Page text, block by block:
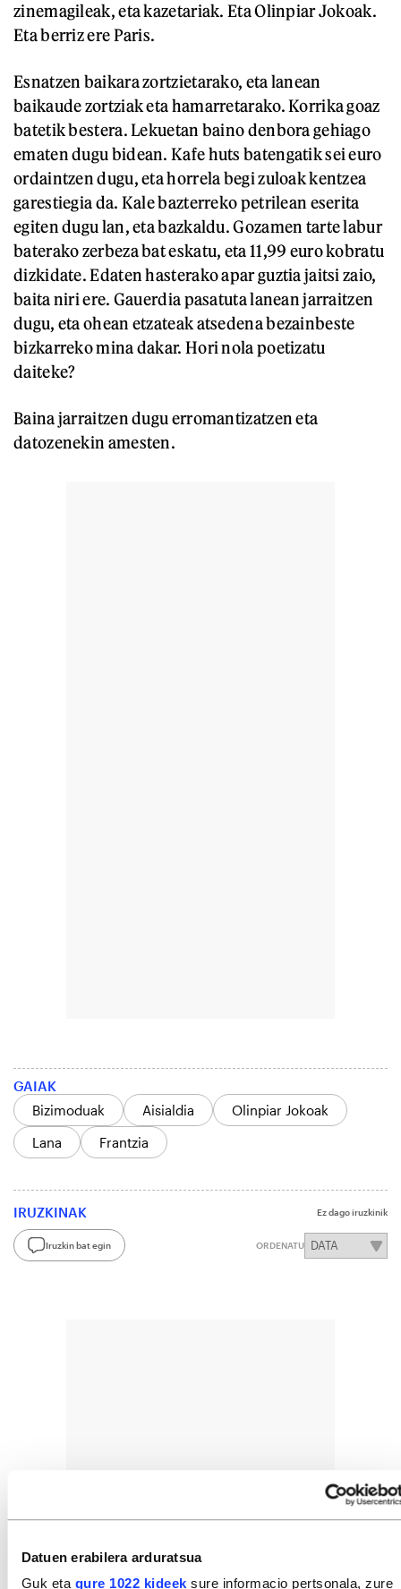
Datuen erabilera arduratsua
Guk eta gure 1022 kideek sure informacio pertsonala, zure
zinemagileak, eta kazetariak. Eta Olinpiar Jokoak.
Eta berriz ere Paris.
Esnatzen baikara zortzietarako, eta lanean
baikaude zortziak eta hamarretarako. Korrika goaz
batetik bestera. Lekuetan baino denbora gehiago
ematen dugu bidean. Kafe huts batengatik sei euro
ordaintzen dugu, eta horrela begi zuloak kentzea
garestiegia da. Kale bazterreko petrilean eserita
egiten dugu lan, eta bazkaldu. Gozamen tarte labur
baterako zerbeza bat eskatu, eta 11,99 euro kobratu
dizkidate. Edaten hasterako apar guztia jaitsi zaio,
baita niri ere. Gauerdia pasatuta lanean jarraitzen
dugu, eta ohean etzateak atsedena bezainbeste
bizkarreko mina dakar. Hori nola poetizatu
daiteke?
Baina jarraitzen dugu erromantizatzen eta
datozenekin amesten.
GAIAK
Bizimoduak
Aisialdia
Olinpiar Jokoak
Lana
Frantzia
IRUZKINAK Ez dago iruzkinik
Iruzkin bat egin ORDENATU